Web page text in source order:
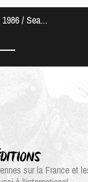
/ Sea...
sur la France et